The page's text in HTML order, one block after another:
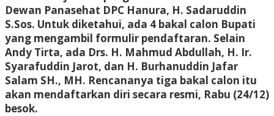
Dewan Panasehat DPC Hanura, H. Sadaruddin
S.Sos. Untuk diketahui, ada 4 bakal calon Bupati
yang mengambil formulir pendaftaran. Selain
Andy Tirta, ada Drs. H. Mahmud Abdullah, H. Ir.
Syarafuddin Jarot, dan H. Burhanuddin Jafar
Salam SH., MH. Rencananya tiga bakal calon itu
akan mendaftarkan diri secara resmi, Rabu (24/12)
besok.